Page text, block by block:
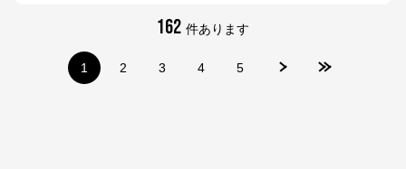
162 件あります
1 2 3 4 5